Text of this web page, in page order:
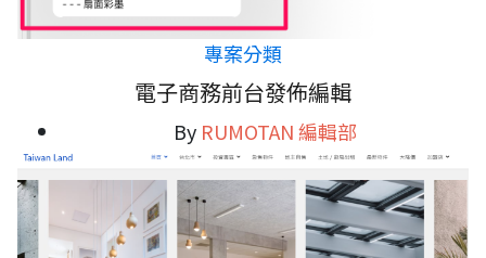
專案分類
電子商務前台發佈編輯
By RUMOTAN 編輯部